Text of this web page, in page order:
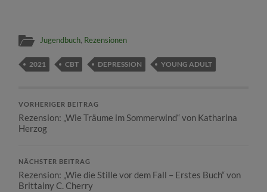
Jugendbuch, Rezensionen
2021 CBT DEPRESSION YOUNG ADULT
VORHERIGER BEITRAG
Rezension: „Wie Träume im Sommerwind“ von Katharina
Herzog
NÄCHSTER BEITRAG
Rezension: „Wie die Stille vor dem Fall – Erstes Buch“ von
Brittainy C. Cherry